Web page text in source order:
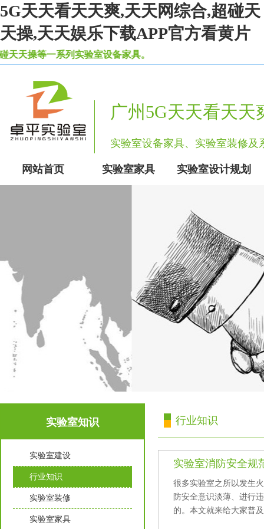
5G天天看天天爽,天天网综合,超碰天
天操,天天娱乐下载APP官方看黄片
操等一系列实验室设备家具。
广州5G天天看天
实验室设备家具、实验室装修
网站首页 实验室家具 实验室设计规划
实验室知识
实验室建设
行业知识
实验室装修
实验室家具
行业知识
实验室消防安全规
很多实验室之所以发生火
防安全意识淡薄、进
的。本文就来给大家普